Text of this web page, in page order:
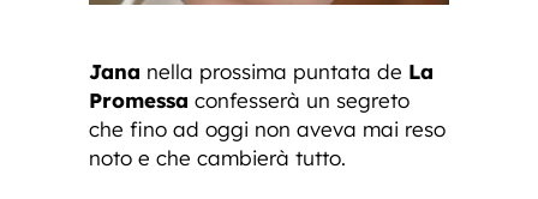
Jana nella prossima puntata de La
Promessa confesserà un segreto
che fino ad oggi non aveva mai reso
noto e che cambierà tutto.